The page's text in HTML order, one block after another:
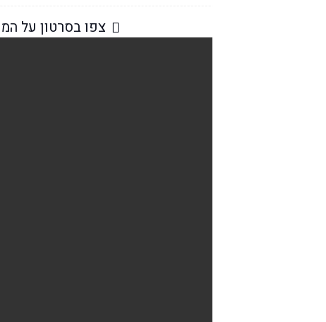
צפו בסרטון על